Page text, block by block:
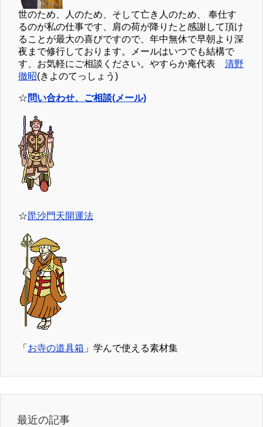
世のため、人のため、そして亡き人のため、 奉仕す
るのが私の仕事です、肩の荷が降りたと感謝して頂け
ることが最大の喜びですので、年中無休で早朝より深
夜まで修行しております。メールはいつでも結構で
す、お気軽にご相談ください。やすらか庵代表 清野
徹昭(きよのてっしょう)
☆問い合わせ、ご相談(メール)
☆毘沙門天開運法
「 お寺の道具箱 」学んで使える素材集
最近の記事